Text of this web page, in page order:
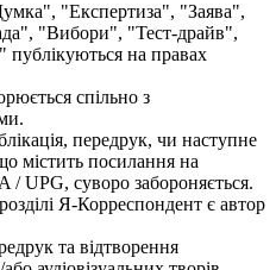
"Експертиза", "Заява",
"Вибори", "Тест-драйв",
на правах
спільно з
передрук, чи наступне
містить посилання на
/ UPG, суворо забороняється.
Я-Корреспондент є автор
та відтворення